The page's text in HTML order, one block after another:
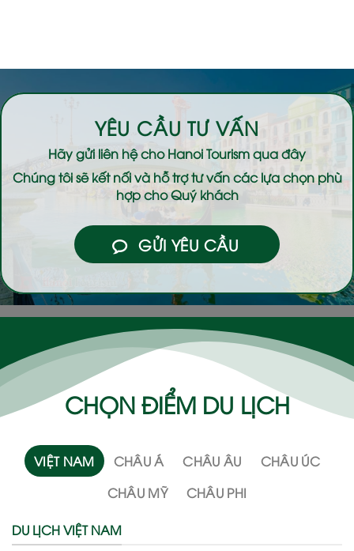
YÊU CẦU TƯ VẤN
Hãy gửi liên hệ choHanoi Tourismqua đây
Chúng tôi sẽ kết nối và hỗ trợ tư vấn các lựa chọn phù
hợp cho Quý khách
GỬI YÊU CẦU
CHỌN ĐIỂM DU LỊCH
VIỆT NAM CHÂU Á CHÂU ÂU
CHÂU ÚC
CHÂU MỸ
CHÂU PHI
DU LỊCH VIỆT NAM